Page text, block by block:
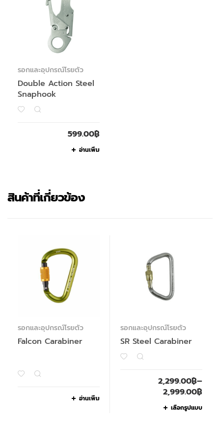
รอกและอุปกรณ์โรยตัว
Double Action Steel
Snaphook
599.00฿
อ่านเพิ่ม
สินค้าที่เกี่ยวข้อง
รอกและอุปกรณ์โรยตัว
Falcon Carabiner
อ่านเพิ่ม
รอกและอุปกรณ์โรยตัว
SR Steel Carabiner
2,299.00฿–
2,999.00฿
เลือกรูปแบบ